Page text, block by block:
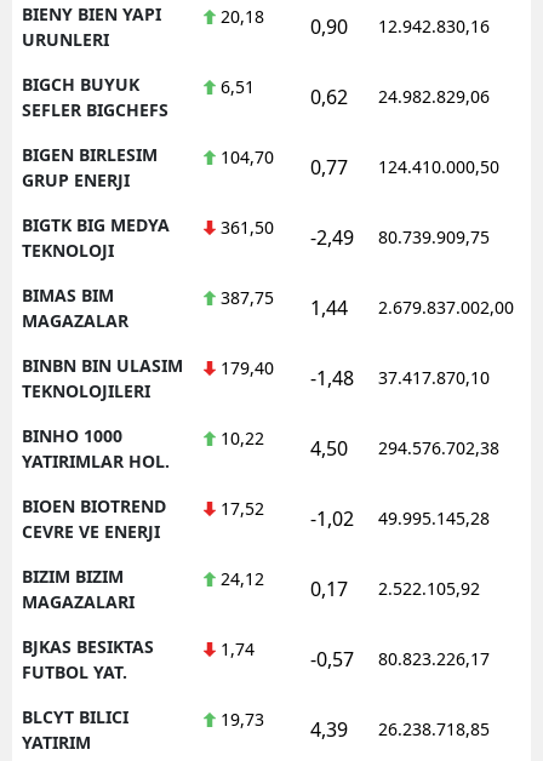
BIENY BIEN YAPI
URUNLERI
20,18 0,90 12.942.830,16
BIGCH BUYUK
SEFLER BIGCHEFS
6,51 0,62 24.982.829,06
BIGEN BIRLESIM
GRUP ENERJI
104,70 0,77 124.410.000,50
BIGTK BIG MEDYA
TEKNOLOJI
361,50 -2,49 80.739.909,75
BIMAS BIM
MAGAZALAR
387,75 1,44 2.679.837.002,00
BINBN BIN ULASIM
TEKNOLOJILERI
179,40 -1,48 37.417.870,10
BINHO 1000
YATIRIMLAR HOL.
10,22 4,50 294.576.702,38
BIOEN BIOTREND
CEVRE VE ENERJI
17,52 -1,02 49.995.145,28
BIZIM BIZIM
MAGAZALARI
24,12 0,17 2.522.105,92
BJKAS BESIKTAS
FUTBOL YAT.
1,74 -0,57 80.823.226,17
BLCYT BILICI
YATIRIM
19,73 4,39 26.238.718,85